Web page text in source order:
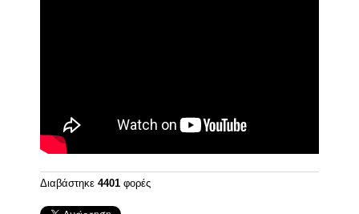
Διαβάστηκε 4401 φορές